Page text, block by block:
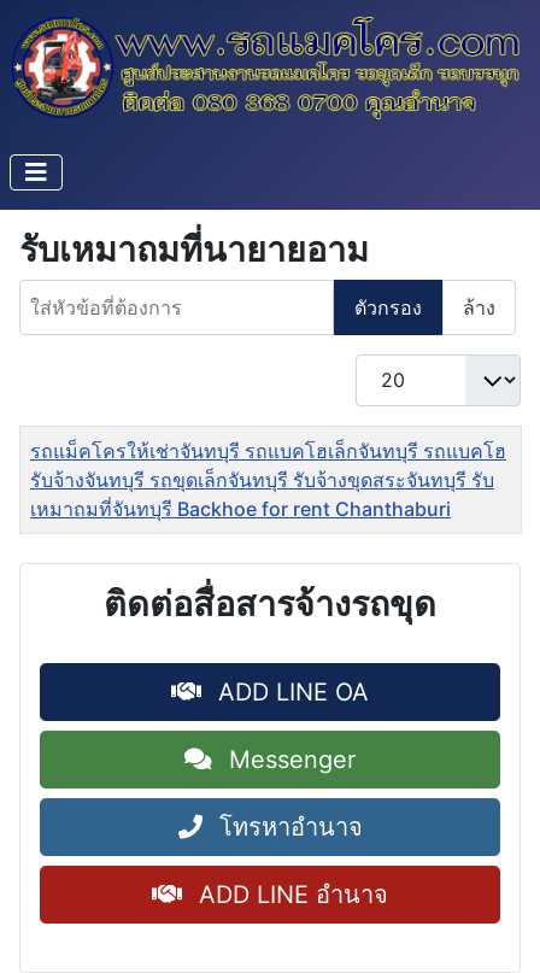
รับเหมาถมที่นายายอาม
ใส่หัวข้อที่ต้องการ
ตัวกรอง ล้าง
แสดง #
ชื่อ
รถแม็คโครให้เช่าจันทบุรี รถแบคโฮเล็กจันทบุรี รถแบคโฮ
รับจ้างจันทบุรี รถขุดเล็กจันทบุรี รับจ้างขุดสระจันทบุรี รับ
เหมาถมที่จันทบุรี Backhoe for rent Chanthaburi
ติดต่อสื่อสารจ้างรถขุด
ADD LINE OA
Messenger
โทรหาอำนาจ
ADD LINE อำนาจ